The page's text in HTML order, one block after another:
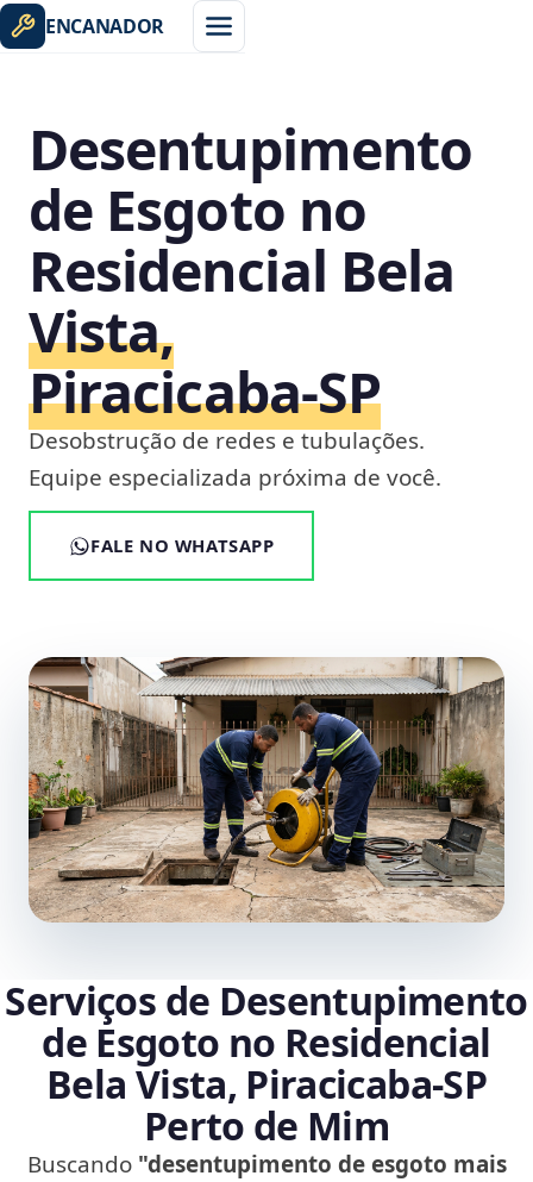
ENCANADOR
Desentupimento
de Esgoto no
Residencial Bela
Vista,
Piracicaba‑SP
Desobstrução de redes e tubulações.
Equipe especializada próxima de você.
FALE NO WHATSAPP
Serviços de Desentupimento
de Esgoto no Residencial
Bela Vista, Piracicaba‑SP
Perto de Mim
Buscando "desentupimento de esgoto mais